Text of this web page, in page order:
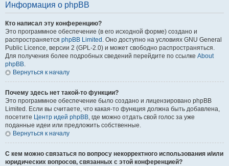
Информация о phpBB
Кто написал эту конференцию?
Это программное обеспечение (в его исходной форме) создано и
распространяется phpBB Limited . Оно доступно на условиях GNU General
Public Licence, версии 2 (GPL-2.0) и может свободно распространяться.
Для получения более подробных сведений перейдите по ссылке About
phpBB.
Вернуться к началу
Почему здесь нет такой-то функции?
Это программное обеспечение было создано и лицензировано phpBB
Limited. Если вы считаете, что какая-то функция должна быть добавлена,
посетите Центр идей phpBB, где можно отдать свой голос за уже
поданные идеи или предложить собственные.
Вернуться к началу
С кем можно связаться по вопросу некорректного использования и/или
юридических вопросов, связанных с этой конференцией?